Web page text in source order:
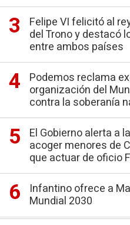
Felipe VI felicitó al
del Trono y destacó
entre ambos países
Podemos reclama
organización del
contra la soberanía
El Gobierno alerta a
acoger menores de
que actuar de oficio
Infantino ofrece a
Mundial 2030